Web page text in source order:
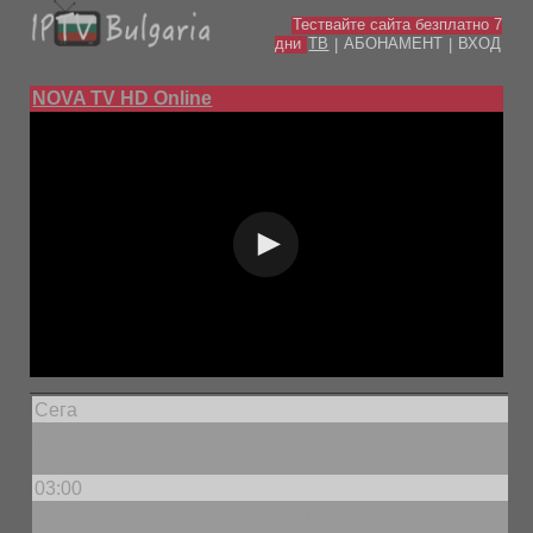
Тествайте сайта безплатно 7
дни ТВ АБОНАМЕНТ ВХОД
NOVA TV HD Online
Сега
03:00